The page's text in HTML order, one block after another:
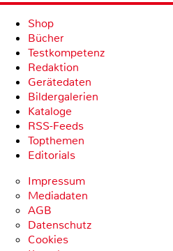
Shop
Bücher
Testkompetenz
Redaktion
Gerätedaten
Bildergalerien
Kataloge
RSS-Feeds
Topthemen
Editorials
Impressum
Mediadaten
AGB
Datenschutz
Cookies